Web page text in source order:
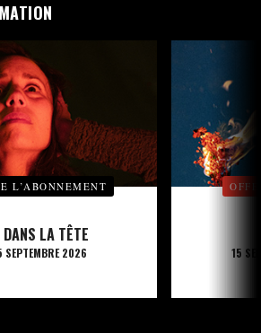
L’ABONNEMENT
LA TÊTE
2026 15